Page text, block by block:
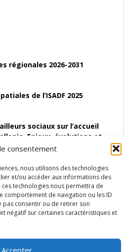
consentement
nous utilisons des technologies
et/ou accéder aux informations des
technologies nous permettra de
comportement de navigation ou les ID
pas consentir ou de retirer son
négatif sur certaines caractéristiques et
Accepter
régionales 2026-2031
de l’ISADF 2025
sociaux sur l’accueil
Enjeux, évolutions et
d’emploi (SAACE)
:quels indicateurs